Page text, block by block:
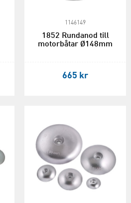
1146149
1852 Rundanod till
motorbåtar Ø148mm
665 kr